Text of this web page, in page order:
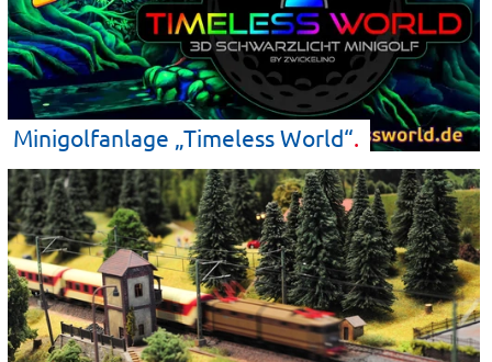
Minigolfanlage „TimelessWorld“